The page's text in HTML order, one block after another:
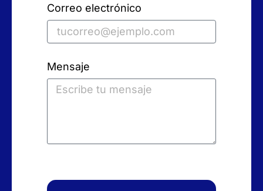
Correo electrónico
Mensaje